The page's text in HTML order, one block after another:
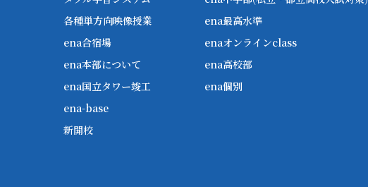
各種単方向映像授業
ena合宿場
ena本部について
ena国立タワー竣工
ena-base
新開校
ena最高水準
enaオンラインclass
ena高校部
ena個別